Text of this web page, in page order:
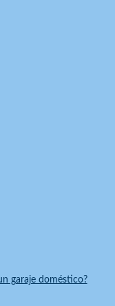
garaje doméstico?